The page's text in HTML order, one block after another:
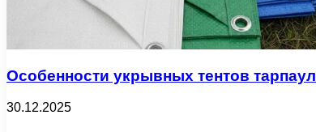
Особенности укрывных тентов
30.12.2025